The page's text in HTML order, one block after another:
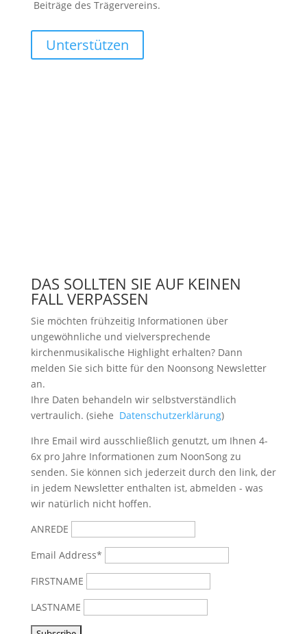
Beiträge des Trägervereins.
Unterstützen
DAS SOLLTEN SIE AUF KEINEN
FALL VERPASSEN
Sie möchten frühzeitig Informationen über
ungewöhnliche und vielversprechende
kirchenmusikalische Highlight erhalten? Dann
melden Sie sich bitte für den Noonsong Newsletter
an.
Ihre Daten behandeln wir selbstverständlich
vertraulich. (siehe Datenschutzerklärung)
Ihre Email wird ausschließlich genutzt, um Ihnen 4-
6x pro Jahre Informationen zum NoonSong zu
senden. Sie können sich jederzeit durch den link, der
in jedem Newsletter enthalten ist, abmelden - was
wir natürlich nicht hoffen.
ANREDE
Email Address*
FIRSTNAME
LASTNAME